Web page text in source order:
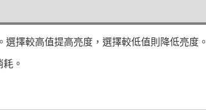
選擇較高值提高亮度，選擇較低值則降低亮度。
。